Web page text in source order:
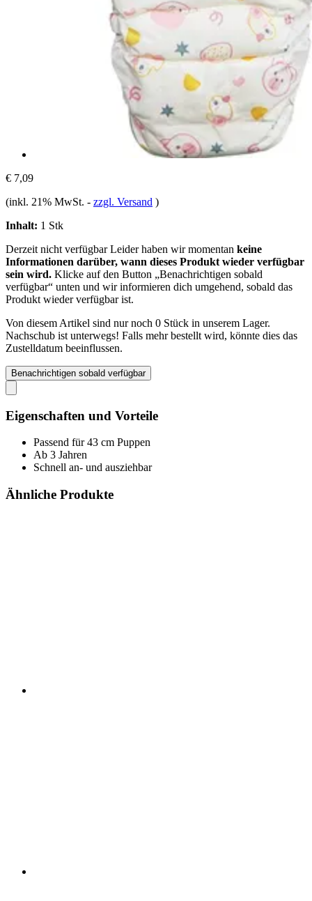
€ 7,09
(inkl. 21% MwSt. - zzgl. Versand )
Inhalt: 1 Stk
Derzeit nicht verfügbarLeider haben wir momentan keine
Informationen darüber, wann dieses Produkt wieder verfügbar
sein wird. Klicke auf den Button „Benachrichtigen sobald
verfügbar“ unten und wir informieren dich umgehend, sobald das
Produkt wieder verfügbar ist.
Von diesem Artikel sind nur noch 0 Stück in unserem Lager.
Nachschub ist unterwegs! Falls mehr bestellt wird, könnte dies das
Zustelldatum beeinflussen.
Benachrichtigen sobald verfügbar
Eigenschaften und Vorteile
Passend für 43 cm Puppen
Ab 3 Jahren
Schnell an- und ausziehbar
Ähnliche Produkte